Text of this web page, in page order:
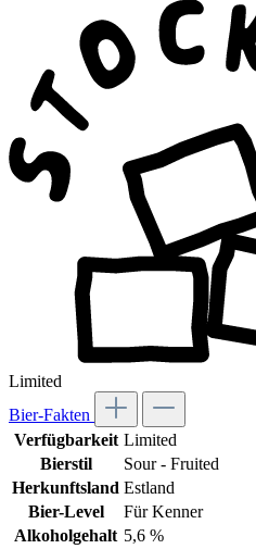
Limited
Bier-Fakten
Verfügbarkeit Limited
Bierstil
Sour - Fruited
Herkunftsland Estland
Bier-Level
Für Kenner
Alkoholgehalt 5,6 %